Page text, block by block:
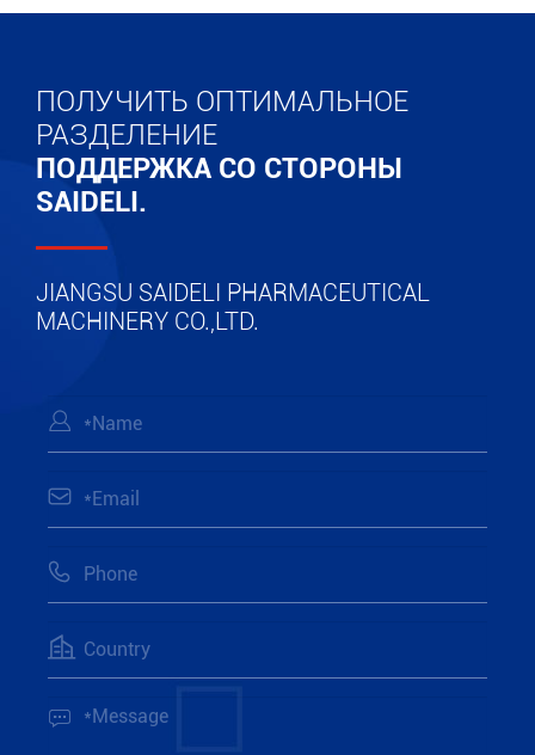
ПОЛУЧИТЬ ОПТИМАЛЬНОЕ
РАЗДЕЛЕНИЕ
ПОДДЕРЖКА СО СТОРОНЫ
SAIDELI.
JIANGSU SAIDELI PHARMACEUTICAL
MACHINERY CO.,LTD.




